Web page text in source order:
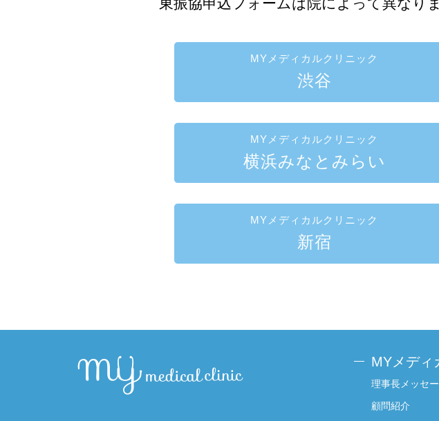
MYメディカルクリニック
渋谷
MYメディカルクリニック
横浜みなとみらい
MYメディカルクリニック
新宿
MYメディ
理事長メッセ
顧問紹介